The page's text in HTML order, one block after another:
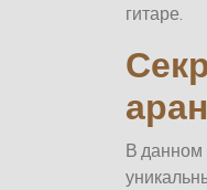
гитаре.
В данном